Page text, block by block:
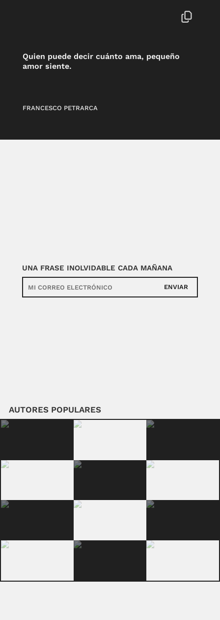
Quien puede decir cuánto ama, pequeño
amor siente.
FRANCESCO PETRARCA
UNA FRASE INOLVIDABLE CADA MAÑANA
ENVIAR
AUTORES POPULARES